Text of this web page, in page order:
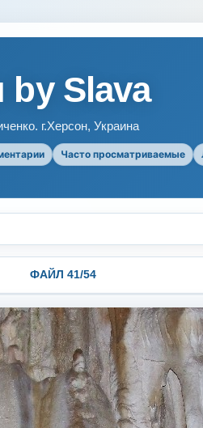
by Slava
г.Херсон, Украина
Часто просматриваемые
ФАЙЛ 41/54